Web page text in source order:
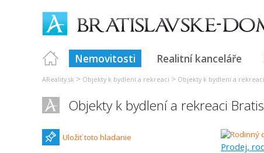
Nemovitosti Realitní kanceláře
AReality.sk > Objekty k bydlení a rekreaci > Objekty k bydlení a
Objekty k bydlení a rekreaci
Uložiť toto hladanie
Prodej,